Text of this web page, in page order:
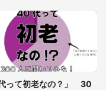
ならまだしも...」「ハ
激写される 「これもう
」と1.4万人困惑
って初老なの？」 30